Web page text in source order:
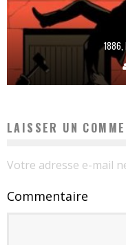
1886,
LAISSER UN
Votre adresse e-mail
Commentaire